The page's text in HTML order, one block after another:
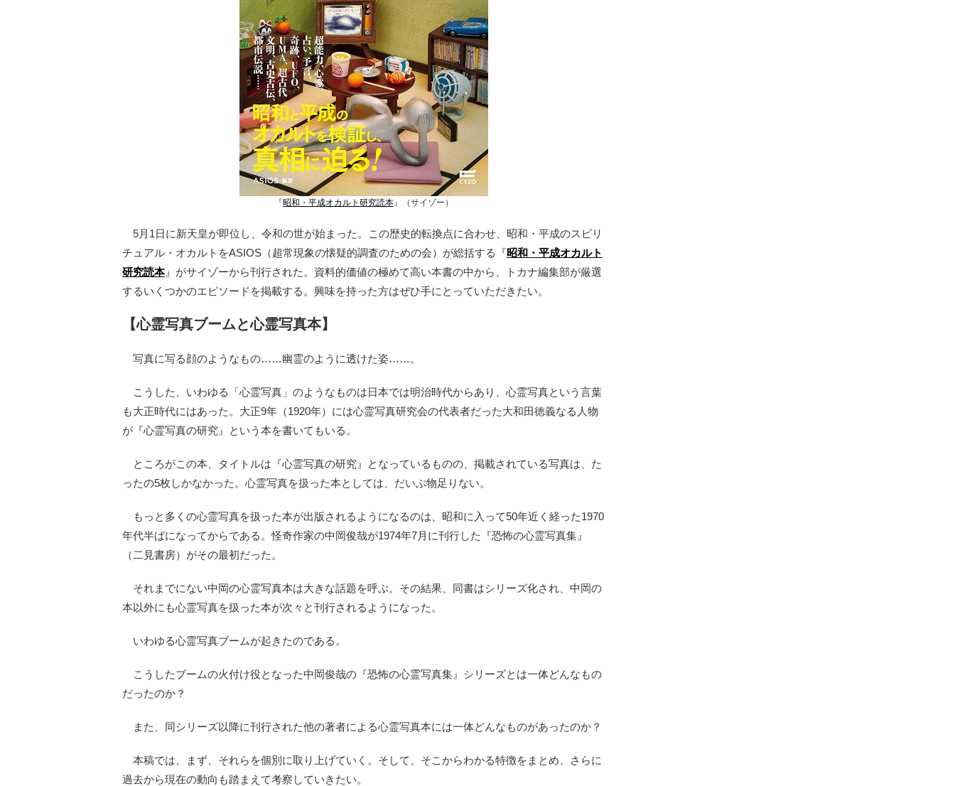
『昭和・平成オカルト研究読本』（サイゾー）
5月1日に新天皇が即位し、令和の世が始まった。この歴史的転換点に合わせ、昭和・平成のスピリ
チュアル・オカルトをASIOS（超常現象の懐疑的調査のための会）が総括する『昭和・平成オカルト
研究読本』がサイゾーから刊行された。資料的価値の極めて高い本書の中から、トカナ編集部が厳選
するいくつかのエピソードを掲載する。興味を持った方はぜひ手にとっていただきたい。
【心霊写真ブームと心霊写真本】
写真に写る顔のようなもの……幽霊のように透けた姿……。
こうした、いわゆる「心霊写真」のようなものは日本では明治時代からあり、心霊写真という言葉
も大正時代にはあった。大正9年（1920年）には心霊写真研究会の代表者だった大和田徳義なる人物
が『心霊写真の研究』という本を書いてもいる。
ところがこの本、タイトルは『心霊写真の研究』となっているものの、掲載されている写真は、た
ったの5枚しかなかった。心霊写真を扱った本としては、だいぶ物足りない。
もっと多くの心霊写真を扱った本が出版されるようになるのは、昭和に入って50年近く経った1970
年代半ばになってからである。怪奇作家の中岡俊哉が1974年7月に刊行した『恐怖の心霊写真集』
（二見書房）がその最初だった。
それまでにない中岡の心霊写真本は大きな話題を呼ぶ。その結果、同書はシリーズ化され、中岡の
本以外にも心霊写真を扱った本が次々と刊行されるようになった。
いわゆる心霊写真ブームが起きたのである。
こうしたブームの火付け役となった中岡俊哉の『恐怖の心霊写真集』シリーズとは一体どんなもの
だったのか？
また、同シリーズ以降に刊行された他の著者による心霊写真本には一体どんなものがあったのか？
本稿では、まず、それらを個別に取り上げていく。そして、そこからわかる特徴をまとめ、さらに
過去から現在の動向も踏まえて考察していきたい。